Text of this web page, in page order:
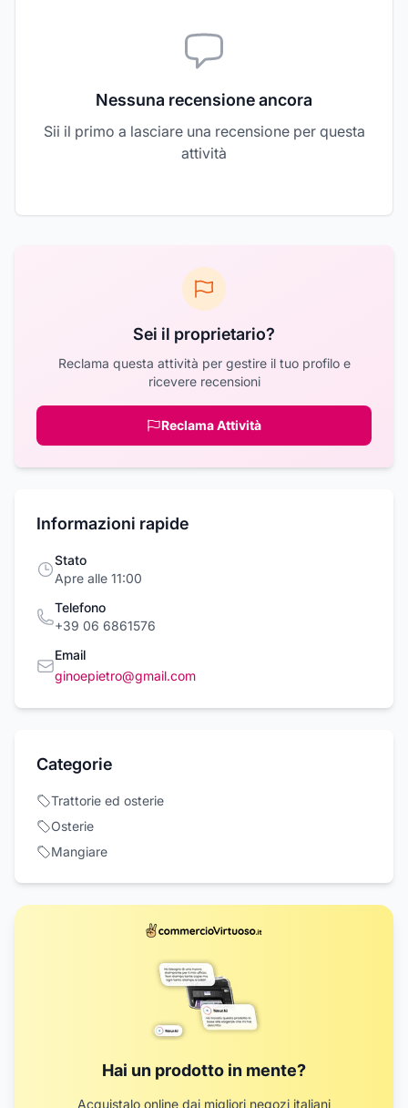
Nessuna recensione ancora
Sii il primo a lasciare una recensione per questa
attività
Sei il proprietario?
Reclama questa attività per gestire il tuo profilo e
ricevere recensioni
Reclama Attività
Informazioni rapide
Stato
Apre alle 11:00
Telefono
+39 06 6861576
Email
ginoepietro@gmail.com
Categorie
Trattorie ed osterie
Osterie
Mangiare
Hai un prodotto in mente?
Acquistalo online dai migliori negozi italiani